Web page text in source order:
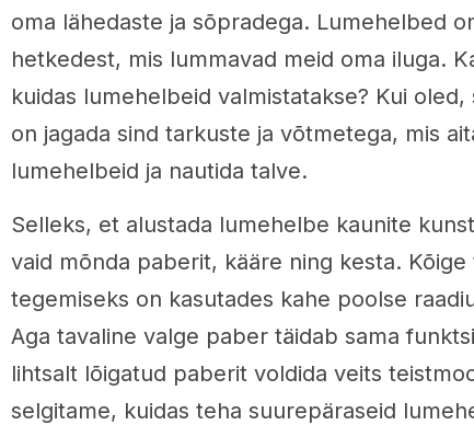
oma lähedaste ja sõpradega. Lumehelbed
hetkedest, mis lummavad meid oma iluga.
kuidas lumehelbeid valmistatakse? Kui
on jagada sind tarkuste ja võtmetega, mis
lumehelbeid ja nautida talve.
Selleks, et alustada lumehelbe kaunite
vaid mõnda paberit, kääre ning kesta.
tegemiseks on kasutades kahe poolse
Aga tavaline valge paber täidab sama
lihtsalt lõigatud paberit voldida veits
selgitame, kuidas teha suurepäraseid